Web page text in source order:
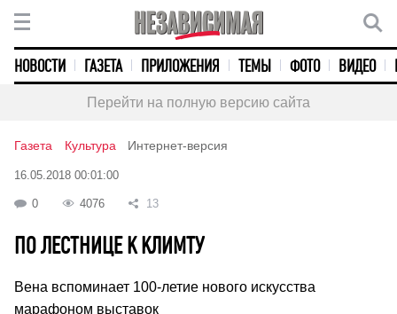
НОВОСТИ ГАЗЕТА ПРИЛОЖЕНИЯ ТЕМЫ ФОТО ВИДЕО
Перейти на полную версию сайта
Газета Культура Интернет-версия
16.05.2018 00:01:00
0 4076 13
ПО ЛЕСТНИЦЕ К КЛИМТУ
Вена вспоминает 100-летие нового искусства
марафоном выставок